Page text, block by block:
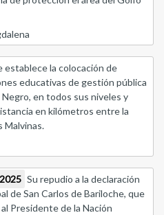
establece la colocación de
educativas de gestión pública
en todos sus niveles y
en kilómetros entre la
Malvinas.
Su repudio a la declaración
de San Carlos de Bariloche, que
Presidente de la Nación